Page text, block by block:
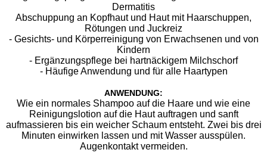
Dermatitis
Abschuppung an Kopfhaut und Haut mit Haarschuppen,
Rötungen und Juckreiz
- Gesichts- und Körperreinigung von Erwachsenen und von
Kindern
- Ergänzungspflege bei hartnäckigem Milchschorf
- Häufige Anwendung und für alle Haartypen
ANWENDUNG:
Wie ein normales Shampoo auf die Haare und wie eine
Reinigungslotion auf die Haut auftragen und sanft
aufmassieren bis ein weicher Schaum entsteht. Zwei bis drei
Minuten einwirken lassen und mit Wasser ausspülen.
Augenkontakt vermeiden.